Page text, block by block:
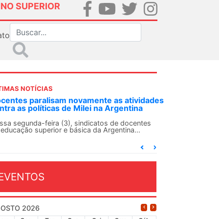
SUPERIOR
NOTÍCIAS
paralisam novamente as atividades
as políticas de Milei na Argentina
segunda-feira (3), sindicatos de docentes
superior e básica da Argentina...
2026